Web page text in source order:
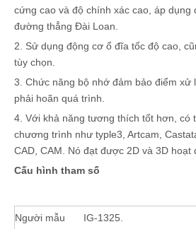
cứng cao và độ chính xác cao, áp
đường thẳng Đài Loan.
2. Sử dụng động cơ ổ đĩa tốc độ cao,
tùy chọn.
3. Chức năng bộ nhớ đảm bảo điểm xử
phải hoãn quá trình.
4. Với khả năng tương thích tốt hơn, có
chương trình như typle3, Artcam,
CAD, CAM. Nó đạt được 2D và 3D hoạt
Cấu hình tham số
Người mẫu IG-1325.